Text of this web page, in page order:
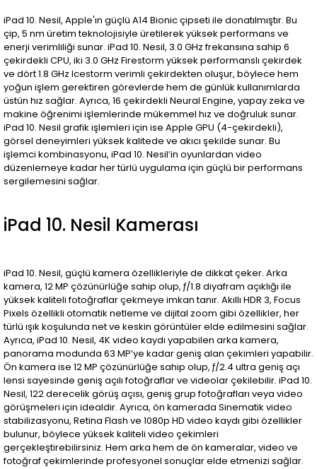
iPad 10. Nesil, Apple'ın güçlü A14 Bionic çipseti ile donatılmıştır. Bu
çip, 5 nm üretim teknolojisiyle üretilerek yüksek performans ve
enerji verimliliği sunar. iPad 10. Nesil, 3.0 GHz frekansına sahip 6
çekirdekli CPU, iki 3.0 GHz Firestorm yüksek performanslı çekirdek
ve dört 1.8 GHz Icestorm verimli çekirdekten oluşur, böylece hem
yoğun işlem gerektiren görevlerde hem de günlük kullanımlarda
üstün hız sağlar. Ayrıca, 16 çekirdekli Neural Engine, yapay zeka ve
makine öğrenimi işlemlerinde mükemmel hız ve doğruluk sunar.
iPad 10. Nesil grafik işlemleri için ise Apple GPU (4-çekirdekli),
görsel deneyimleri yüksek kalitede ve akıcı şekilde sunar. Bu
işlemci kombinasyonu, iPad 10. Nesil’in oyunlardan video
düzenlemeye kadar her türlü uygulama için güçlü bir performans
sergilemesini sağlar.
iPad 10. Nesil Kamerası
iPad 10. Nesil, güçlü kamera özellikleriyle de dikkat çeker. Arka
kamera, 12 MP çözünürlüğe sahip olup, ƒ/1.8 diyafram açıklığı ile
yüksek kaliteli fotoğraflar çekmeye imkan tanır. Akıllı HDR 3, Focus
Pixels özellikli otomatik netleme ve dijital zoom gibi özellikler, her
türlü ışık koşulunda net ve keskin görüntüler elde edilmesini sağlar.
Ayrıca, iPad 10. Nesil, 4K video kaydı yapabilen arka kamera,
panorama modunda 63 MP’ye kadar geniş alan çekimleri yapabilir.
Ön kamera ise 12 MP çözünürlüğe sahip olup, ƒ/2.4 ultra geniş açı
lensi sayesinde geniş açılı fotoğraflar ve videolar çekilebilir. iPad 10.
Nesil, 122 derecelik görüş açısı, geniş grup fotoğrafları veya video
görüşmeleri için idealdir. Ayrıca, ön kamerada Sinematik video
stabilizasyonu, Retina Flash ve 1080p HD video kaydı gibi özellikler
bulunur, böylece yüksek kaliteli video çekimleri
gerçekleştirebilirsiniz. Hem arka hem de ön kameralar, video ve
fotoğraf çekimlerinde profesyonel sonuçlar elde etmenizi sağlar.